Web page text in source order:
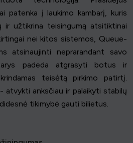
patenka į laukimo kambarį, kuris
ir užtikrina teisingumą atsitiktinai
nei kitos sistemos, Queue-
atsinaujinti neprarandant savo
padeda atgrasyti botus ir
teisėtą pirkimo patirtį.
atvykti anksčiau ir palaikyti stabilų
tikimybė gauti bilietus.